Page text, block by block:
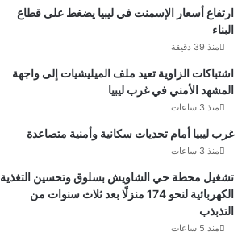
ارتفاع أسعار الإسمنت في ليبيا يضغط على قطاع
البناء
منذ 39 دقيقة
اشتباكات الزاوية تعيد ملف الميليشيات إلى واجهة
المشهد الأمني في غرب ليبيا
منذ 3 ساعات
غرب ليبيا أمام تحديات سكانية وأمنية متصاعدة
منذ 3 ساعات
تشغيل محطة حي الشاويش بسلوق وتحسين التغذية
الكهربائية لنحو 174 منزلًا بعد ثلاث سنوات من
التذبذب
منذ 5 ساعات